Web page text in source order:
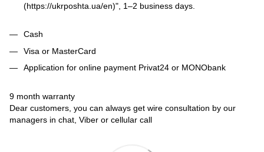
(https://ukrposhta.ua/en)", 1–2 business days.
Cash
Visa or MasterCard
Application for online payment Privat24 or MONObank
9 month warranty
Dear customers, you can always get wire consultation by our
managers in chat, Viber or cellular call